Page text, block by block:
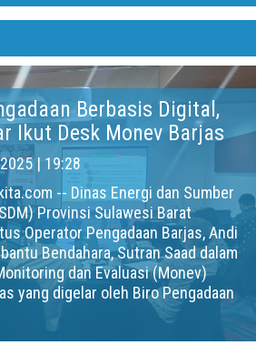
Berbasis Digital,
Ikut Desk Monev Barjas
| 19:28
-- Dinas Energi dan Sumber
Provinsi Sulawesi Barat
Operator Pengadaan Barjas, Andi
Bendahara, Sutran Saad dalam
dan Evaluasi (Monev)
yang digelar oleh Biro Pengadaan